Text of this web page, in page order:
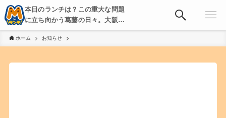
本日のランチは？この重大な問題
に立ち向かう葛藤の日々。大阪・
京都・神戸を中心とした食べ歩
き、飲み歩きを綴る。
ホーム お知らせ